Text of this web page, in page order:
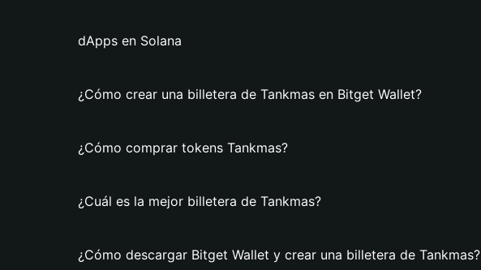
dApps en Solana
¿Cómo crear una billetera de Tankmas en Bitget Wallet?
¿Cómo comprar tokens Tankmas?
¿Cuál es la mejor billetera de Tankmas?
¿Cómo descargar Bitget Wallet y crear una billetera de Tankmas?